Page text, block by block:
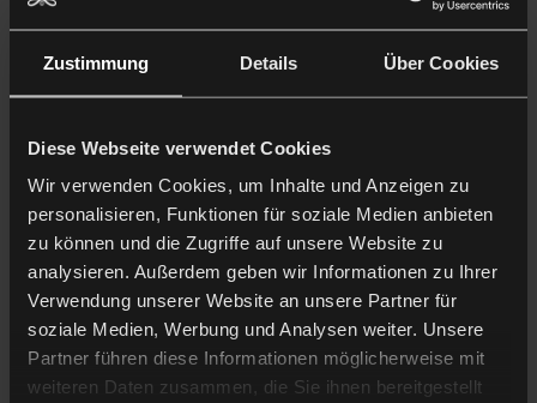
Zustimmung Details Über Cookies
Diese Webseite verwendet Cookies
Wir verwenden Cookies, um Inhalte und Anzeigen zu
personalisieren, Funktionen für soziale Medien anbieten
zu können und die Zugriffe auf unsere Website zu
analysieren. Außerdem geben wir Informationen zu Ihrer
Verwendung unserer Website an unsere Partner für
soziale Medien, Werbung und Analysen weiter. Unsere
Partner führen diese Informationen möglicherweise mit
weiteren Daten zusammen, die Sie ihnen bereitgestellt